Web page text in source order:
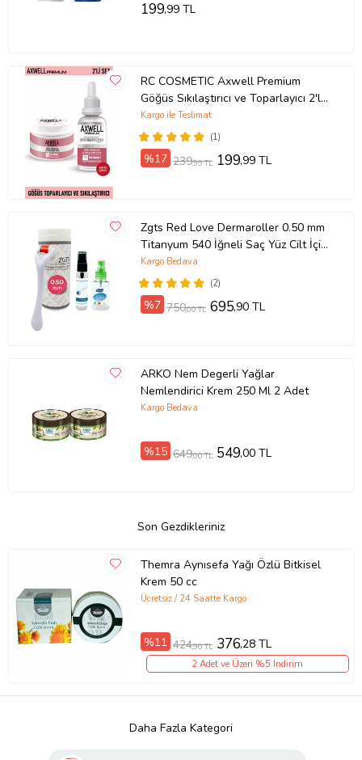
199,99 TL
RC COSMETIC Axwell Premium
Göğüs Sıkılaştırıcı ve Toparlayıcı 2'li
Göğüs Bakım Seti (Serum 30ml+
Krem 100ml) (1)
Kargo ile Teslimat
%17 239,99 TL 199,99 TL
Zgts Red Love Dermaroller 0.50 mm
Titanyum 540 İğneli Saç Yüz Cilt İçin
Derma Roller
(2)
Kargo Bedava
%7 750,00 TL 695,90 TL
ARKO Nem Degerli Yağlar
Nemlendirici Krem 250 Ml 2 Adet
Kargo Bedava
%15 649,00 TL 549,00 TL
Son Gezdikleriniz
Themra Aynısefa Yağı Özlü Bitkisel
Krem 50 cc
Ücretsiz / 24 Saatte Kargo
%11 424,90 TL 376,28 TL
2 Adet ve Üzeri %5 İndirim
Daha Fazla Kategori